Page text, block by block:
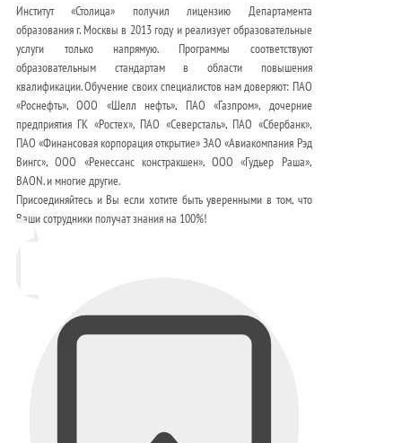
Институт «Столица» получил лицензию Департамента
образования г. Москвы в 2013 году и реализует образовательные
услуги только напрямую. Программы соответствуют
образовательным стандартам в области повышения
квалификации. Обучение своих специалистов нам доверяют: ПАО
«Роснефть», ООО «Шелл нефть», ПАО «Газпром», дочерние
предприятия ГК «Ростех», ПАО «Северсталь», ПАО «Сбербанк»,
ПАО «Финансовая корпорация открытие» ЗАО «Авиакомпания Рэд
Вингс», ООО «Ренессанс констракшен», ООО «Гудьер Раша»,
BAON. и многие другие.
Присоединяйтесь и Вы если хотите быть уверенными в том, что
Ваши сотрудники получат знания на 100%!